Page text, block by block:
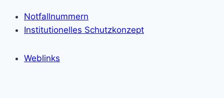
Notfallnummern
Institutionelles Schutzkonzept
Weblinks